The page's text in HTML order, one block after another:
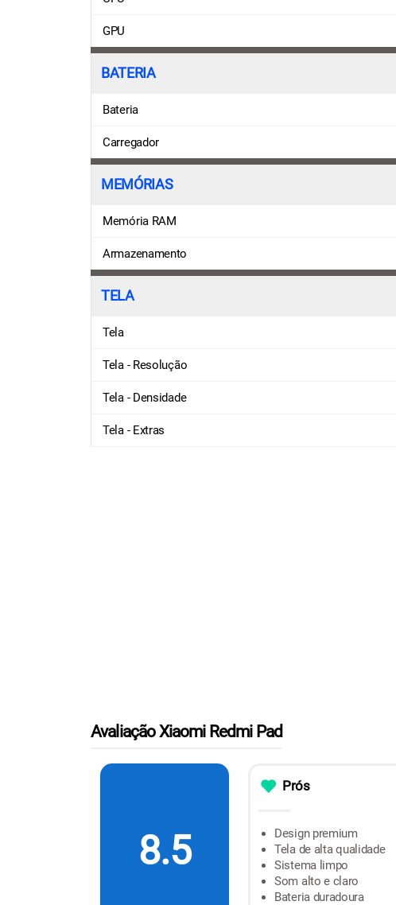
GPU
BATERIA
Bateria
Carregador
MEMÓRIAS
Memória RAM
Armazenamento
TELA
Tela
Tela - Resolução
Tela - Densidade
Tela - Extras
Avaliação Xiaomi Redmi Pad
8.5
Prós
Design premium
Tela de alta qualidade
Sistema limpo
Som alto e claro
Bateria duradoura